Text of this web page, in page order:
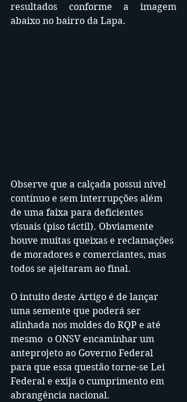
resultados conforme a imagem
abaixo no bairro da Lapa.
Observe que a calçada possui nível
contínuo e sem interrupções além
de uma faixa para deficientes
visuais (piso táctil). Obviamente
houve muitas queixas e reclamações
de moradores e comerciantes, mas
todos se ajeitaram ao final.
O intuito deste Artigo é de lançar
uma semente que poderá ser
alinhada nos moldes do RQP e até
mesmo  o ONSV encaminhar um
anteprojeto ao Governo Federal
para que essa questão torne-se Lei
Federal e exija o cumprimento em
abrangência nacional.